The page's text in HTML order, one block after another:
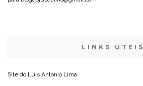
LINKS ÚTEIS
Site do Luis Antonio Lima